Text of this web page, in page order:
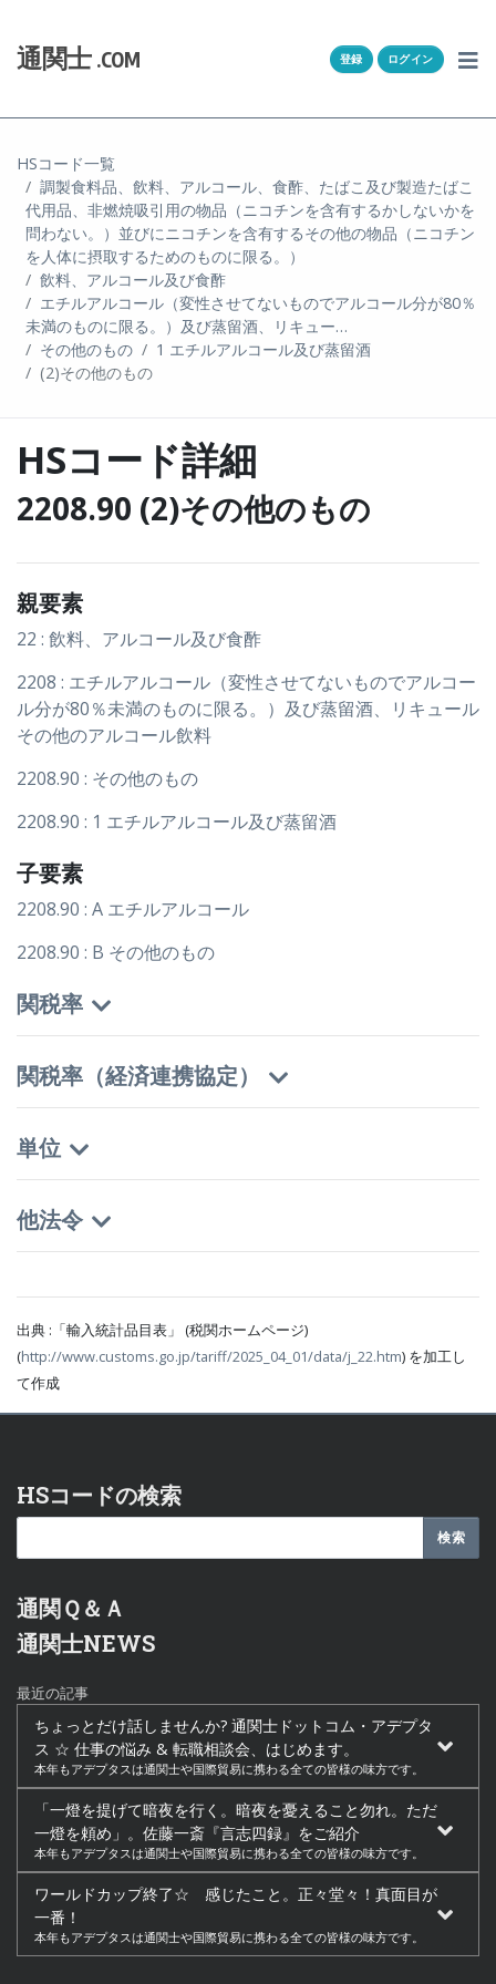
通関士 .COM 登録 ログイン
HSコード一覧
調製食料品、飲料、アルコール、食酢、たばこ及び製造たばこ
代用品、非燃焼吸引用の物品（ニコチンを含有するかしないかを
問わない。）並びにニコチンを含有するその他の物品（ニコチン
を人体に摂取するためのものに限る。）
飲料、アルコール及び食酢
エチルアルコール（変性させてないものでアルコール分が80％
未満のものに限る。）及び蒸留酒、リキュー…
その他のもの
1 エチルアルコール及び蒸留酒
(2)その他のもの
HSコード詳細
2208.90 (2)その他のもの
親要素
22 : 飲料、アルコール及び食酢
2208 : エチルアルコール（変性させてないものでアルコー
ル分が80％未満のものに限る。）及び蒸留酒、リキュール
その他のアルコール飲料
2208.90 : その他のもの
2208.90 : 1 エチルアルコール及び蒸留酒
子要素
2208.90 : A エチルアルコール
2208.90 : B その他のもの
関税率
関税率（経済連携協定）
単位
他法令
出典 :「輸入統計品目表」 (税関ホームページ)
(http://www.customs.go.jp/tariff/2025_04_01/data/j_22.htm) を加工し
て作成
HSコードの検索
通関Ｑ＆Ａ
通関士NEWS
最近の記事
ちょっとだけ話しませんか? 通関士ドットコム・アデプタ
ス ☆ 仕事の悩み & 転職相談会、はじめます。
本年もアデプタスは通関士や国際貿易に携わる全ての皆様の味方です。
「一燈を提げて暗夜を行く。暗夜を憂えること勿れ。ただ
一燈を頼め」。佐藤一斎『言志四録』をご紹介
本年もアデプタスは通関士や国際貿易に携わる全ての皆様の味方です。
ワールドカップ終了☆ 感じたこと。正々堂々！真面目が
一番！
本年もアデプタスは通関士や国際貿易に携わる全ての皆様の味方です。
通関Ｑ＆Ａ
通関士NEWS
HSコード